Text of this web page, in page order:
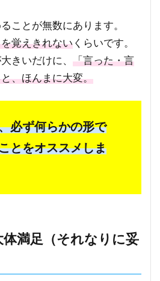
ことが無数にあります。
覚えきれないくらいです。
きいだけに、 「言った・言
、ほんまに大変。
必ず何らかの形で
とをオススメしま
満足（それなりに妥